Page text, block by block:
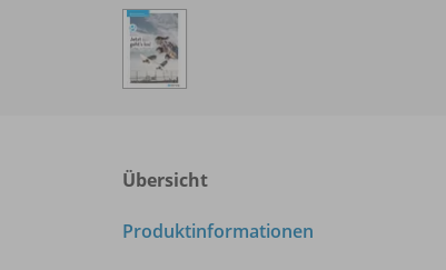
Übersicht
Produktinformationen